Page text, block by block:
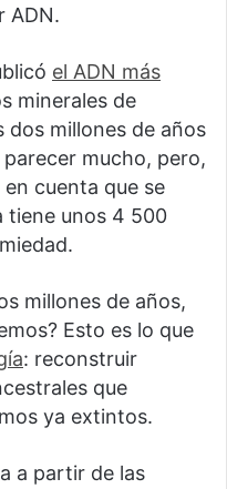
ADN.
el ADN más
minerales de
dos millones de años
mucho, pero,
cuenta que se
tiene unos 4 500
millones de años,
Esto es lo que
: reconstruir
que
ya extintos.
a partir de las